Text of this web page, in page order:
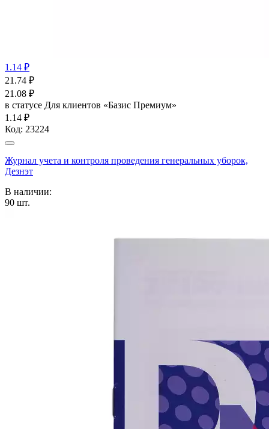
1.14 ₽
21.74 ₽
21.08 ₽
в статусе Для клиентов «Базис Премиум»
1.14 ₽
Код: 23224
Журнал учета и контроля проведения генеральных уборок,
Дезнэт
В наличии:
90 шт.